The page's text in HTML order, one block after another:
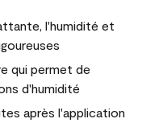
l'humidité et
qui permet de
d'humidité
après l'application